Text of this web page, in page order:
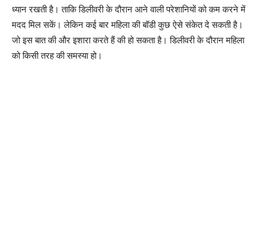
ध्यान रखती है। ताकि डिलीवरी के दौरान आने वाली परेशानियों को कम करने में
मदद मिल सकें। लेकिन कई बार महिला की बॉडी कुछ ऐसे संकेत दे सकती है।
जो इस बात की और इशारा करते हैं की हो सकता है। डिलीवरी के दौरान महिला
को किसी तरह की समस्या हो।